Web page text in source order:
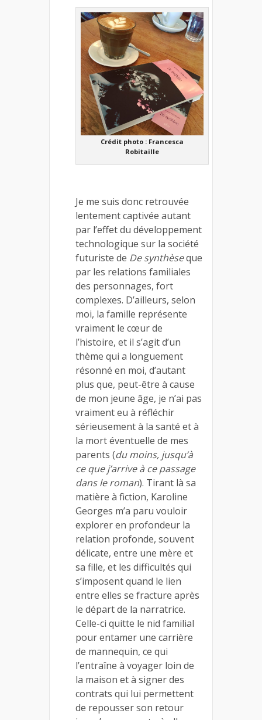
Crédit photo : Francesca
Robitaille
Je me suis donc retrouvée
lentement captivée autant
par l’effet du développement
technologique sur la société
futuriste de De synthèseque
par les relations familiales
des personnages, fort
complexes. D’ailleurs, selon
moi, la famille représente
vraiment le cœur de
l’histoire, et il s’agit d’un
thème qui a longuement
résonné en moi, d’autant
plus que, peut-être à cause
de mon jeune âge, je n’ai pas
vraiment eu à réfléchir
sérieusement à la santé et à
la mort éventuelle de mes
parents (du moins, jusqu’à
ce que j’arrive à ce passage
dans le roman). Tirant là sa
matière à fiction, Karoline
Georges m’a paru vouloir
explorer en profondeur la
relation profonde, souvent
délicate, entre une mère et
sa fille, et les difficultés qui
s’imposent quand le lien
entre elles se fracture après
le départ de la narratrice.
Celle-ci quitte le nid familial
pour entamer une carrière
de mannequin, ce qui
l’entraîne à voyager loin de
la maison et à signer des
contrats qui lui permettent
de repousser son retour